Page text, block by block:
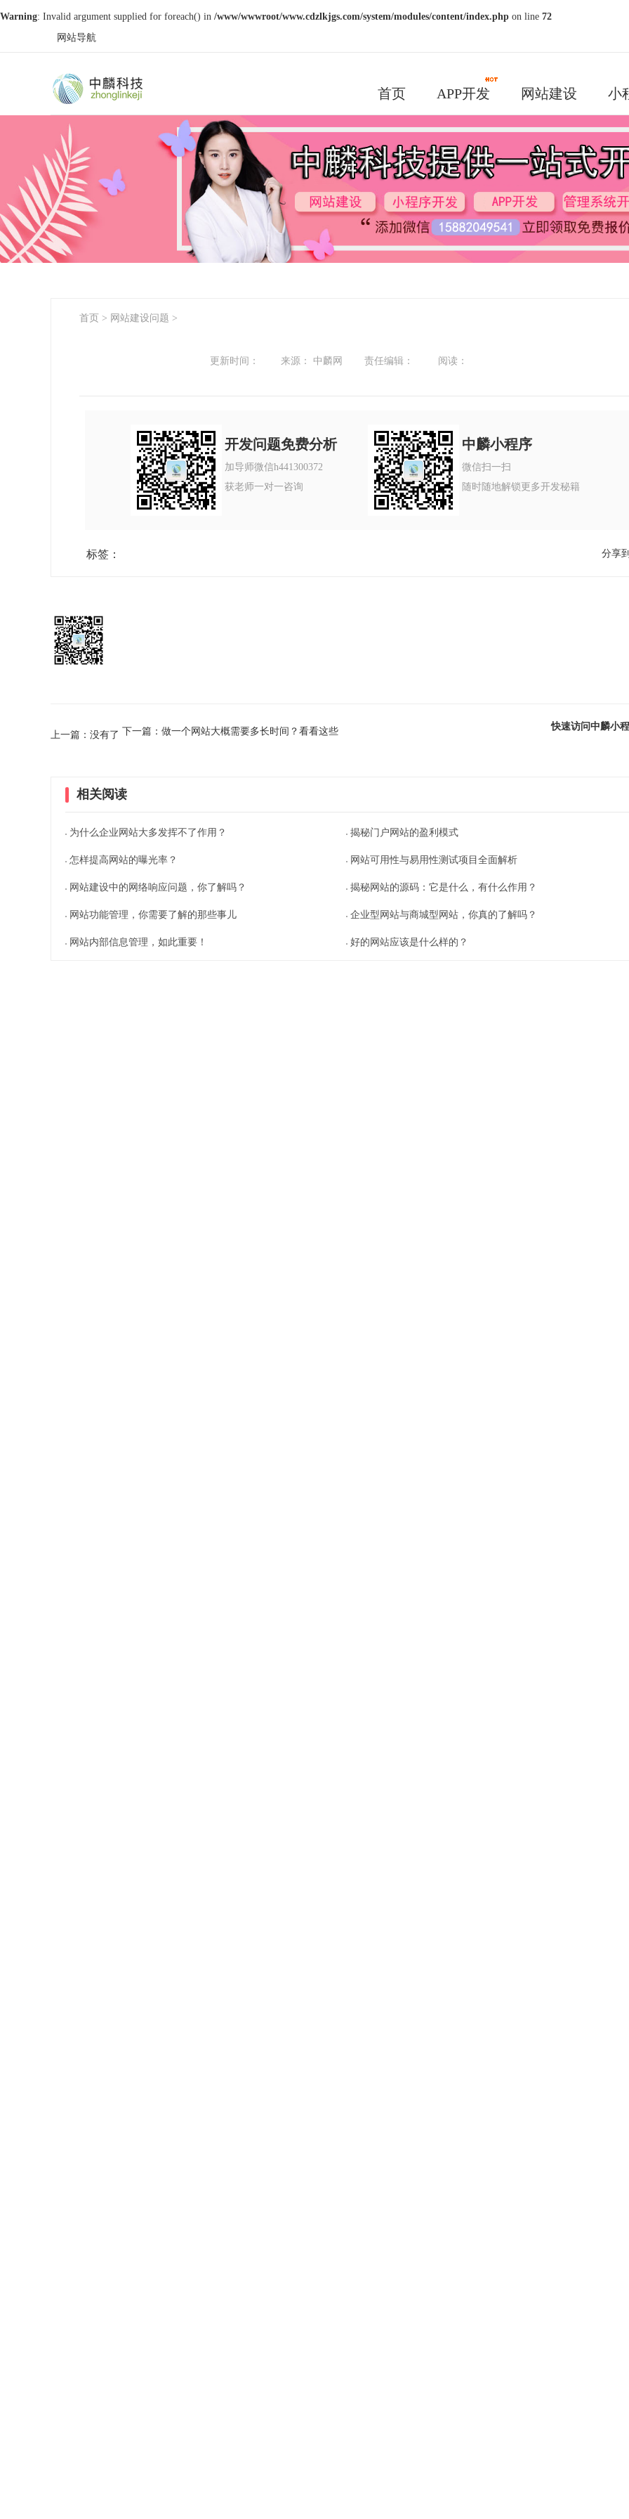
Warning: Invalid argument supplied for foreach() in /www/wwwroot/www.cdzlkjgs.com/system/modules/content/index.php on line 72
网站导航
首页 APP开发 网站建设 小
首页 > 网站建设问题 >
更新时间： 来源： 中麟网 责任编辑： 阅读：
开发问题免费分析
加导师微信h441300372
获老师一对一咨询
中麟小程序
微信扫一扫
随时随地解锁更多开发秘籍
标签： 分享
上一篇：没有了 下一篇：做一个网站大概需要多长时间？看看这些 快速访问中麟小
相关阅读
为什么企业网站大多发挥不了作用？
怎样提高网站的曝光率？
网站建设中的网络响应问题，你了解吗？
网站功能管理，你需要了解的那些事儿
网站内部信息管理，如此重要！
揭秘门户网站的盈利模式
网站可用性与易用性测试项目全面解析
揭秘网站的源码：它是什么，有什么作用？
企业型网站与商城型网站，你真的了解吗？
好的网站应该是什么样的？